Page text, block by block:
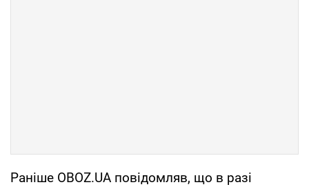
Раніше OBOZ.UA повідомляв, що в разі